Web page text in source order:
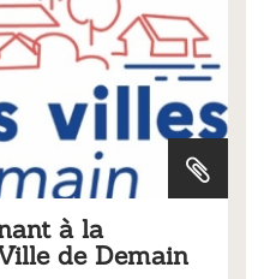
2026 des